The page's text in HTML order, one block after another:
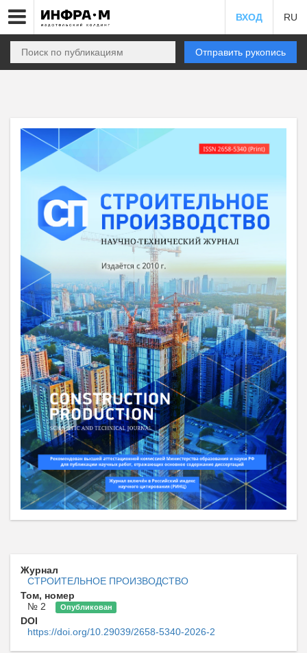
ВХОД RU
Отправить рукопись
Журнал
СТРОИТЕЛЬНОЕ ПРОИЗВОДСТВО
Том, номер
№ 2
Опубликован
DOI
https://doi.org/10.29039/2658-5340-2026-2